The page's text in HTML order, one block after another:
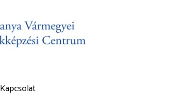
Kapcsolat